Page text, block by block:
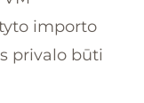
importo
privalo būti